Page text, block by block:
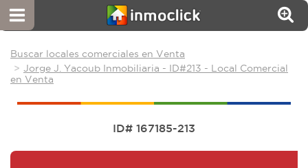
Buscar locales comerciales en Venta
Jorge J. Yacoub Inmobiliaria - ID#213 - Local Comercial
en Venta
ID# 167185-213